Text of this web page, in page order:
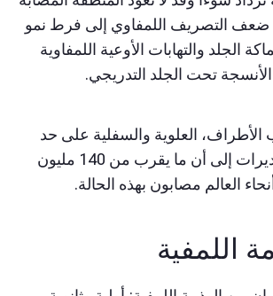
ضعف التصريف اللمفاوي إلى فرط نمو
الجلد والتهابات الأوعية اللمفاوية
تحت الجلد التدريجي.
العلوية والسفلية على حد
سواء، وتشير التقديرات إلى أن ما يقرب من 140 مليون
العالم مصابون بهذه الحالة.
اللمفية